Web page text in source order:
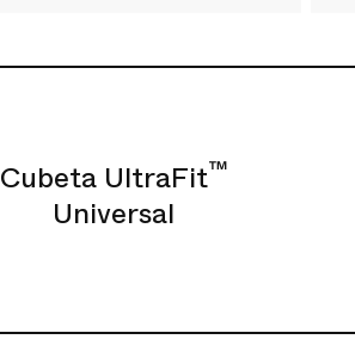
Cubeta UltraFit™
Universal